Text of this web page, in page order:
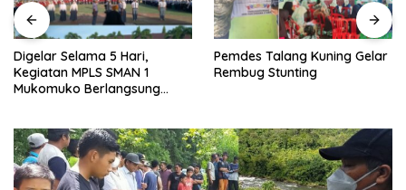
Digelar Selama 5 Hari,
Kegiatan MPLS SMAN 1
Mukomuko Berlangsung
Pemdes Talang Kuning Gelar
Rembug Stunting